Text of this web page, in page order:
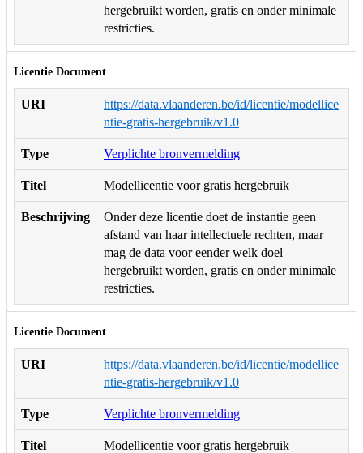
hergebruikt worden, gratis en onder minimale
restricties.
Licentie Document
URI
https://data.vlaanderen.be/id/licentie/modellice
ntie-gratis-hergebruik/v1.0
Type Verplichte bronvermelding
Titel Modellicentie voor gratis hergebruik
Beschrijving
Onder deze licentie doet de instantie geen
afstand van haar intellectuele rechten, maar
mag de data voor eender welk doel
hergebruikt worden, gratis en onder minimale
restricties.
Licentie Document
URI
https://data.vlaanderen.be/id/licentie/modellice
ntie-gratis-hergebruik/v1.0
Type Verplichte bronvermelding
Titel Modellicentie voor gratis hergebruik